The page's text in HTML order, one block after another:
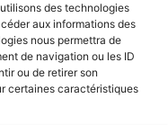
des technologies
aux informations des
nous permettra de
de navigation ou les ID
ou de retirer son
certaines caractéristiques